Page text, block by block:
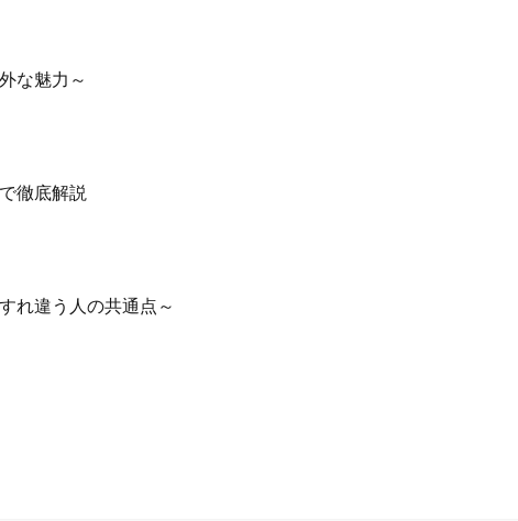
な魅力～
徹底解説
れ違う人の共通点～